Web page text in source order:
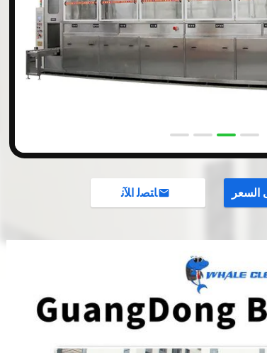
السعر ﺎﺘﺼﻟ ﺍﻶﻧ